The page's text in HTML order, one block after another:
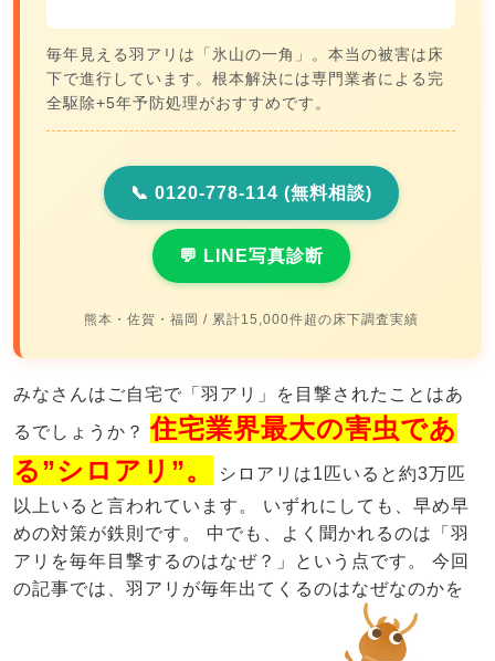
毎年見える羽アリは「氷山の一角」。本当の被害は床
下で進行しています。根本解決には専門業者による完
全駆除+5年予防処理がおすすめです。
📞 0120-778-114 (無料相談)
💬 LINE写真診断
熊本・佐賀・福岡 / 累計15,000件超の床下調査実績
みなさんはご自宅で「羽アリ」を目撃されたことはあ
るでしょうか？住宅業界最大の害虫であ
る”シロアリ”。
シロアリは1匹いると約3万匹
以上いると言われています。 いずれにしても、早め早
めの対策が鉄則です。 中でも、よく聞かれるのは「羽
アリを毎年目撃するのはなぜ？」という点です。 今回
の記事では、羽アリが毎年出てくるのはなぜなのかを